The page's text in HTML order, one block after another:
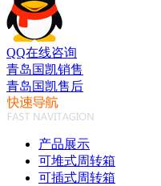
QQ在线咨询
青岛国凯销售
青岛国凯售后
产品展示
可堆式周转箱
可插式周转箱